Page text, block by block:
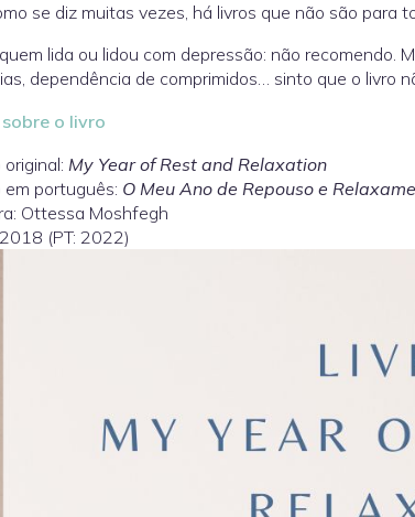
se diz muitas vezes, há livros que não são para
lida ou lidou com depressão: não recomendo.
dependência de comprimidos… sinto que o livro
o livro
My Year of Rest and Relaxation
em português: O Meu Ano de Repouso e
Ottessa Moshfegh
(PT: 2022)